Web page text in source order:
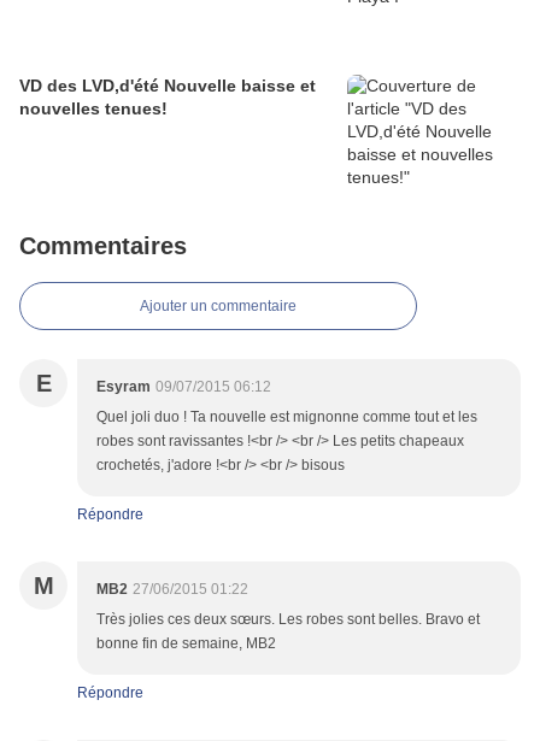
VD des LVD,d'été Nouvelle baisse et
nouvelles tenues!
Commentaires
Ajouter un commentaire
E Esyram 09/07/2015 06:12
Quel joli duo ! Ta nouvelle est mignonne comme tout et les
robes sont ravissantes !<br /> <br /> Les petits chapeaux
crochetés, j'adore !<br /> <br /> bisous
Répondre
M MB2 27/06/2015 01:22
Très jolies ces deux sœurs. Les robes sont belles. Bravo et
bonne fin de semaine, MB2
Répondre